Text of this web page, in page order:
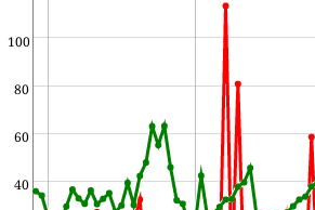
40
60
80
100